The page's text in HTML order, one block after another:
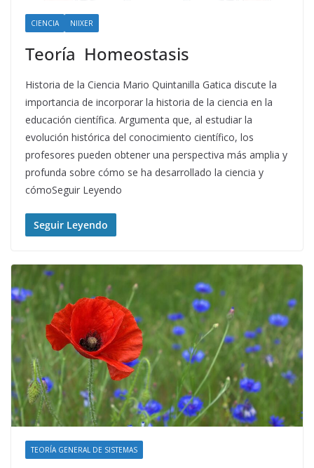
CIENCIA NIIXER
Teoría Homeostasis
Historia de la Ciencia Mario Quintanilla Gatica discute la
importancia de incorporar la historia de la ciencia en la
educación científica. Argumenta que, al estudiar la
evolución histórica del conocimiento científico, los
profesores pueden obtener una perspectiva más amplia y
profunda sobre cómo se ha desarrollado la ciencia y
cómoSeguir Leyendo
Seguir Leyendo
TEORÍA GENERAL DE SISTEMAS